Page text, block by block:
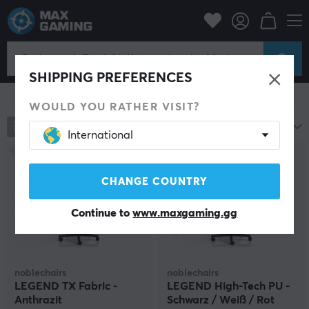
SHIPPING PREFERENCES
WOULD YOU RATHER VISIT?
International
CHANGE COUNTRY
Continue towww.maxgaming.gg
Gaming-Stühle Legend Series
Legend Series
noblechairs
LEGEND TX Fabric -
Anthrazit
noblechairs
LEGEND High-Tech PU -
Schwarz / Weiß / Rot